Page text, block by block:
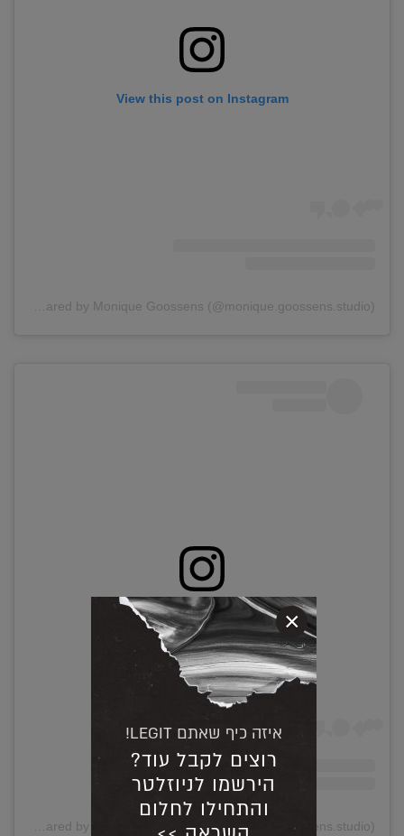
View this post on Instagram
A post shared by Monique Goossens (@monique.goossens.studio)
View this post on Instagram
איזה כיף שאתם LEGIT!
רוצים לקבל עוד?
הירשמו לניוזלטר
והתחילו לחלום
×